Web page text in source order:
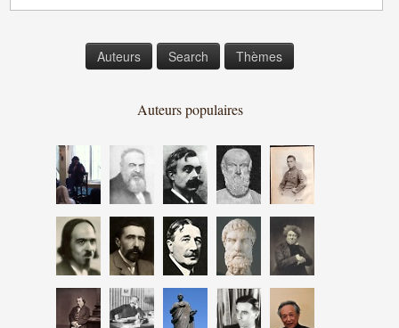
Auteurs Search Thèmes
Auteurs populaires